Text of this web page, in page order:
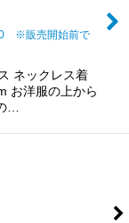
※販売開始前で
ネックレス着
お洋服の上から
…